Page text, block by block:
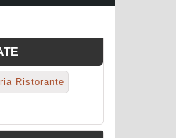
Ristorante